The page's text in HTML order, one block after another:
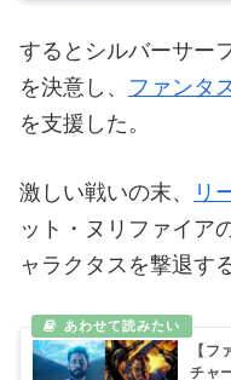
するとシルバーサー
を決意し、 ファンタ
を支援した。
激しい戦いの末、 リ
ット・ヌリファイア
ャラクタスを撃退す
【フ
チャ